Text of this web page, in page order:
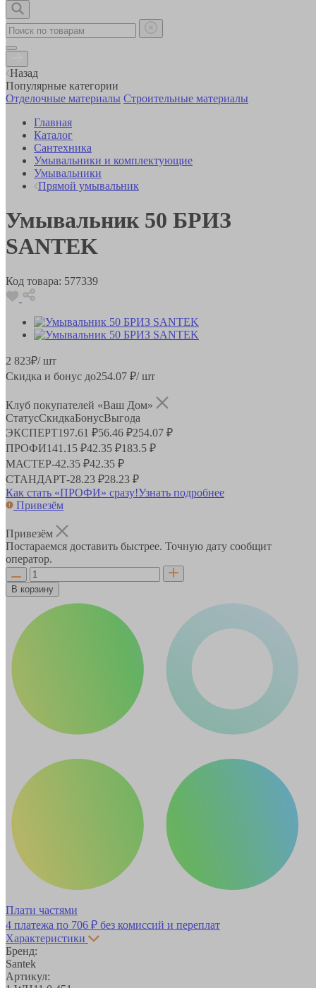
Назад
Популярные категории
Отделочные материалы Строительные материалы
Главная
Каталог
Сантехника
Умывальники и комплектующие
Умывальники
Прямой умывальник
Умывальник 50 БРИЗ
SANTEK
Код товара: 577339
2 823₽/ шт
Скидка и бонус до254.07 ₽/ шт
Клуб покупателей «Ваш Дом»
СтатусСкидкаБонусВыгода
ЭКСПЕРТ197.61 ₽56.46 ₽254.07 ₽
ПРОФИ141.15 ₽42.35 ₽183.5 ₽
МАСТЕР-42.35 ₽42.35 ₽
СТАНДАРТ-28.23 ₽28.23 ₽
Как стать «ПРОФИ» сразу!Узнать подробнее
Привезём
Привезём
Постараемся доставить быстрее. Точную дату сообщит
оператор.
В корзину
Плати частями
4 платежа по 706 ₽ без комиссий и переплат
Характеристики
Бренд:
Santek
Артикул: